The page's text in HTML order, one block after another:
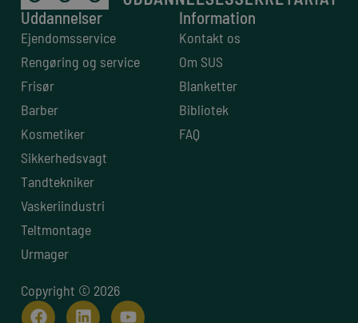
Uddannelser
Ejendomsservice
Rengøring og service
Frisør
Barber
Kosmetiker
Sikkerhedsvagt
Tandtekniker
Vaskeriindustri
Teltmontage
Urmager
Information
Kontakt os
Om SUS
Blanketter
Bibliotek
FAQ
Copyright © 2026